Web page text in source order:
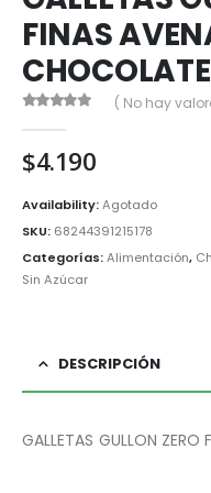
FINAS
( No hay
$4.190
Availability:Agotado
SKU: 68244391215178
Categorías:Alimentación,
Sin Azúcar
DESCRIPCIÓN
GALLETAS GULLON